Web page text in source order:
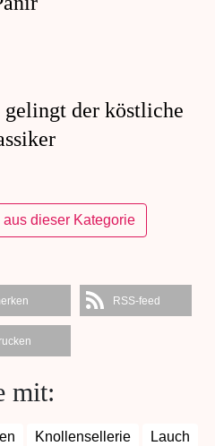
der köstliche
dieser Kategorie
RSS-feed
mit:
Knollensellerie
Lauch